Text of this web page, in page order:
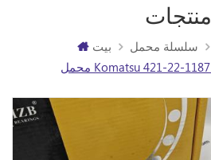
منتجات
بيت سلسلة محمل